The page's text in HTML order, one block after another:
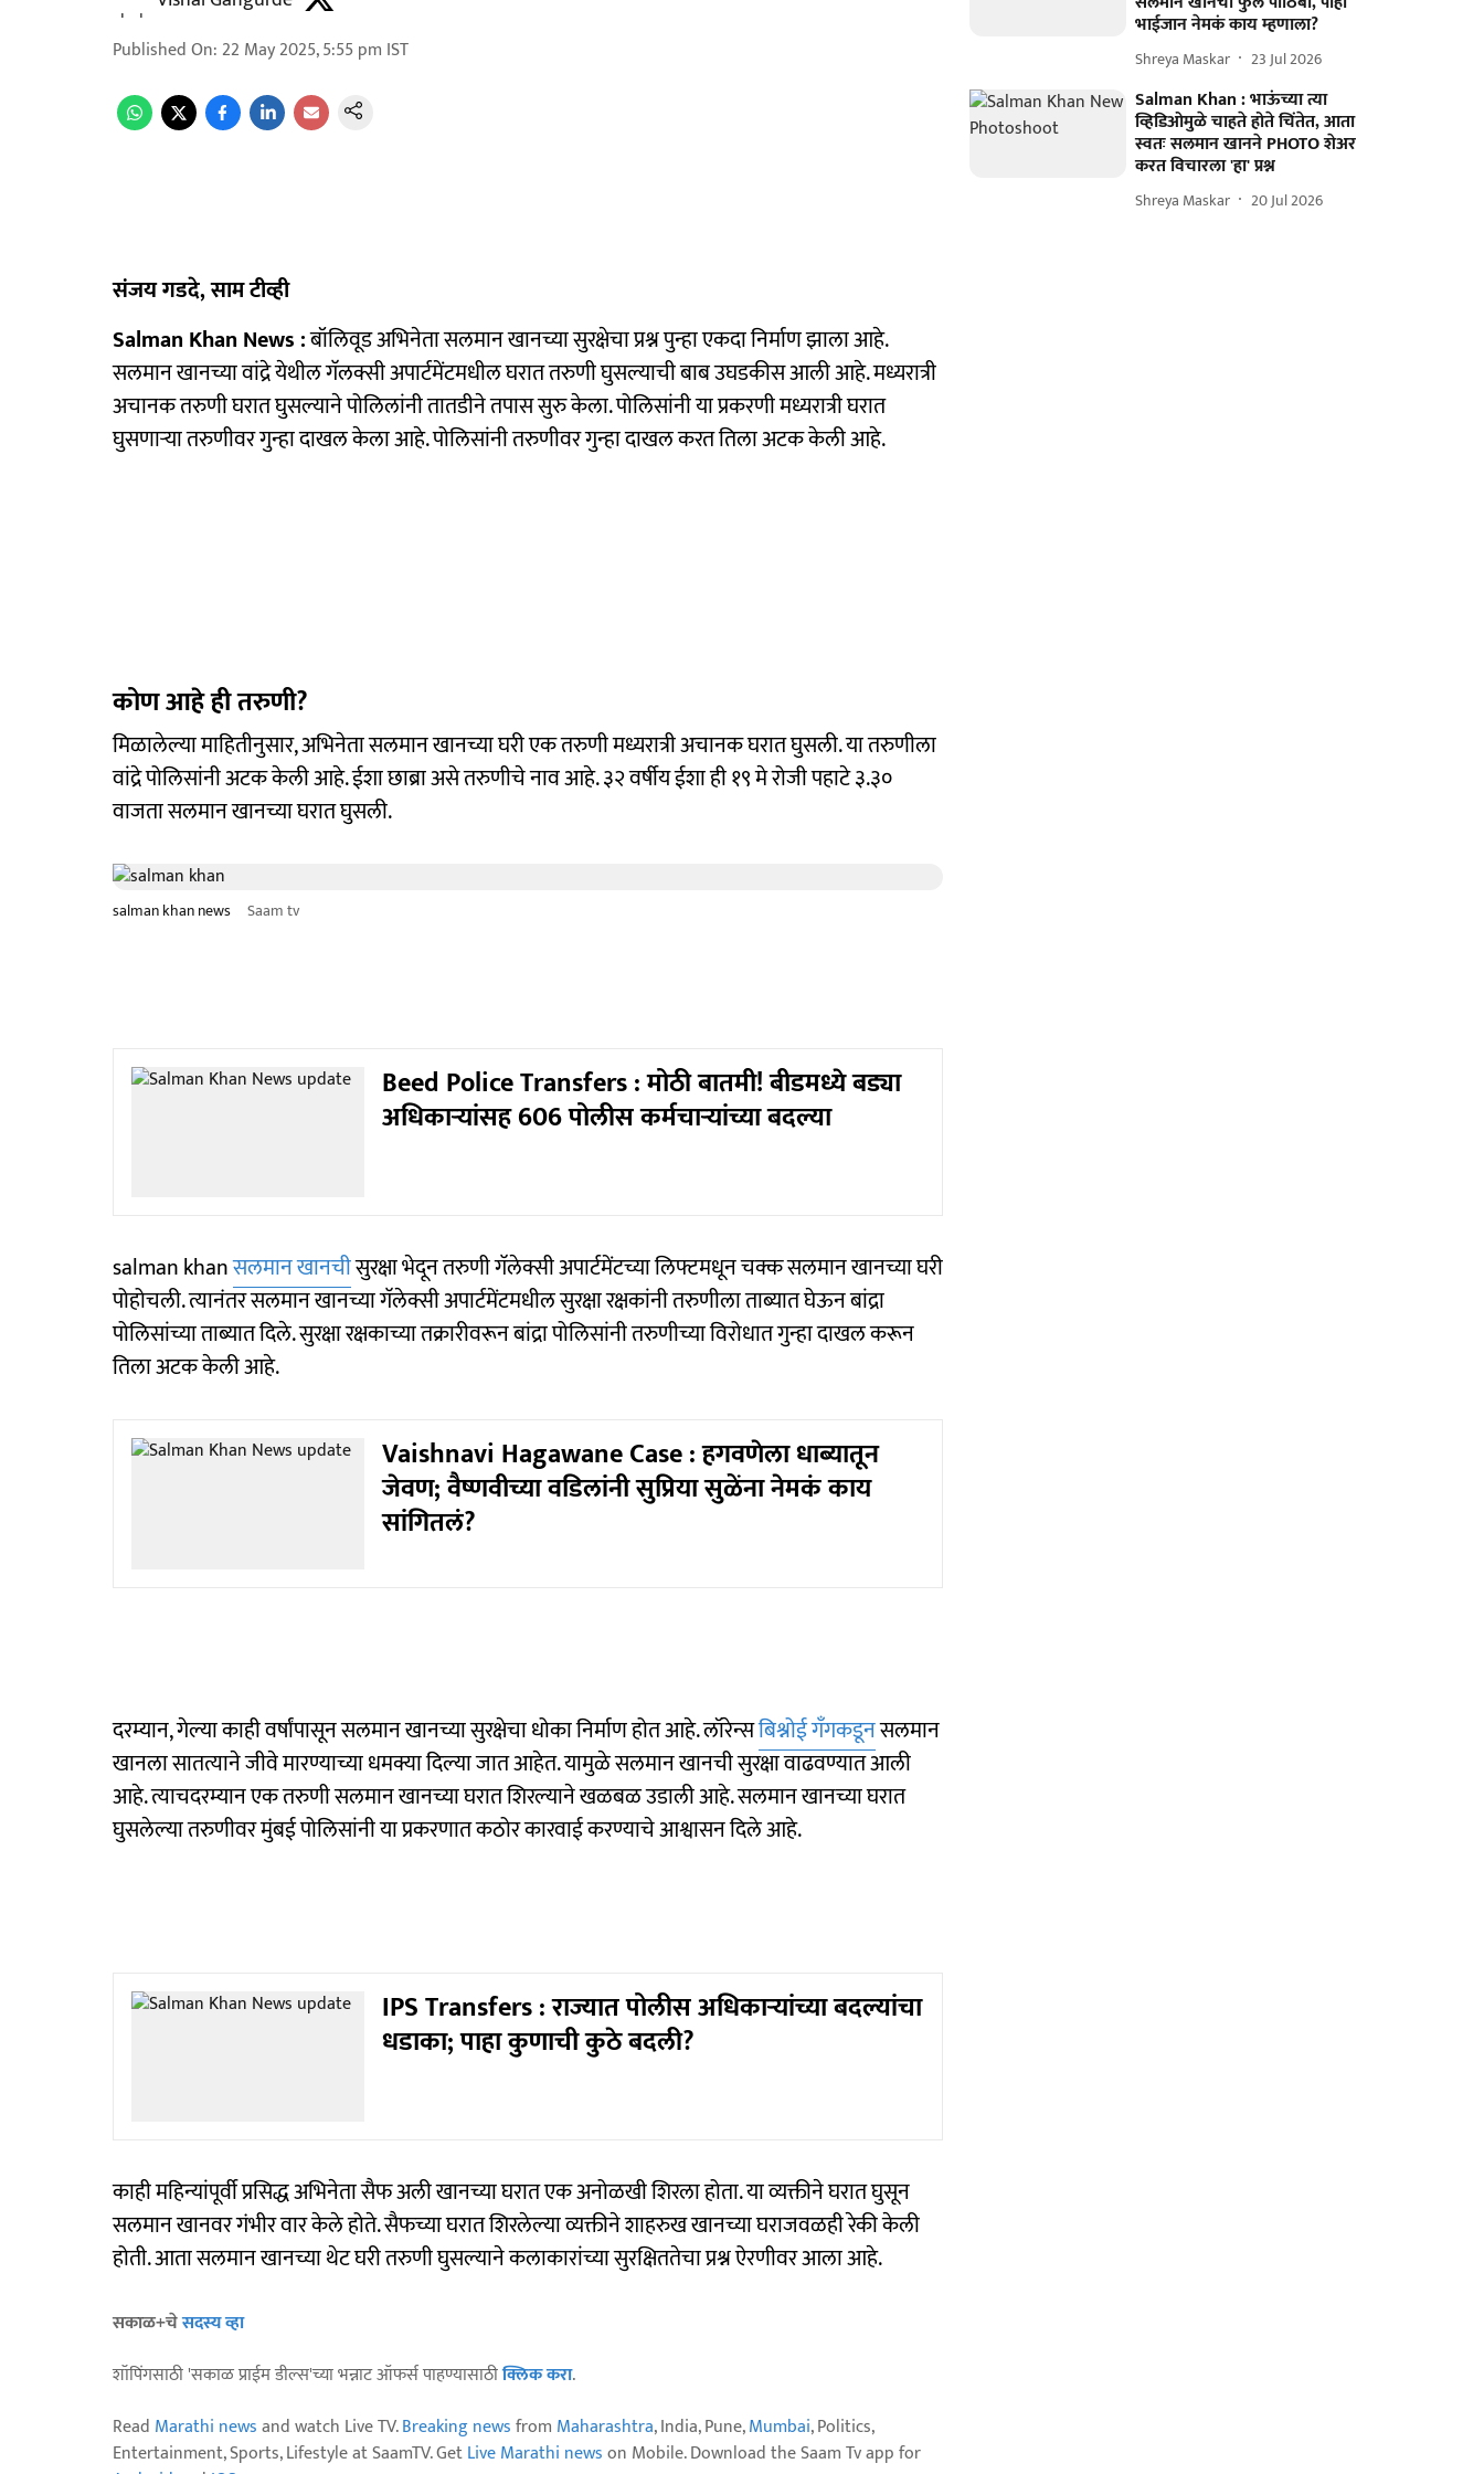
Published On: 22 May 2025, 5:55 pm IST
संजय गडदे, साम टीव्ही
Salman Khan News :बॉलिवूड अभिनेता सलमान खानच्या सुरक्षेचा प्रश्न पुन्हा एकदा निर्माण झाला आहे.
सलमान खानच्या वांद्रे येथील गॅलक्सी अपार्टमेंटमधील घरात तरुणी घुसल्याची बाब उघडकीस आली आहे. मध्यरात्री
अचानक तरुणी घरात घुसल्याने पोलिलांनी तातडीने तपास सुरु केला. पोलिसांनी या प्रकरणी मध्यरात्री घरात
घुसणाऱ्या तरुणीवर गुन्हा दाखल केला आहे. पोलिसांनी तरुणीवर गुन्हा दाखल करत तिला अटक केली आहे.
कोण आहे ही तरुणी?
मिळालेल्या माहितीनुसार, अभिनेता सलमान खानच्या घरी एक तरुणी मध्यरात्री अचानक घरात घुसली. या तरुणीला
वांद्रे पोलिसांनी अटक केली आहे. ईशा छाब्रा असे तरुणीचे नाव आहे. ३२ वर्षीय ईशा ही १९ मे रोजी पहाटे ३.३०
वाजता सलमान खानच्या घरात घुसली.
salman khan news Saam tv
Beed Police Transfers : मोठी बातमी! बीडमध्ये बड्या
अधिकाऱ्यांसह 606 पोलीस कर्मचाऱ्यांच्या बदल्या
salman khanसलमान खानचीसुरक्षा भेदून तरुणी गॅलेक्सी अपार्टमेंटच्या लिफ्टमधून चक्क सलमान खानच्या घरी
पोहोचली. त्यानंतर सलमान खानच्या गॅलेक्सी अपार्टमेंटमधील सुरक्षा रक्षकांनी तरुणीला ताब्यात घेऊन बांद्रा
पोलिसांच्या ताब्यात दिले. सुरक्षा रक्षकाच्या तक्रारीवरून बांद्रा पोलिसांनी तरुणीच्या विरोधात गुन्हा दाखल करून
तिला अटक केली आहे.
Vaishnavi Hagawane Case : हगवणेला धाब्यातून
जेवण; वैष्णवीच्या वडिलांनी सुप्रिया सुळेंना नेमकं काय
सांगितलं?
दरम्यान, गेल्या काही वर्षांपासून सलमान खानच्या सुरक्षेचा धोका निर्माण होत आहे. लॉरेन्सबिश्नोई गँगकडूनसलमान
खानला सातत्याने जीवे मारण्याच्या धमक्या दिल्या जात आहेत. यामुळे सलमान खानची सुरक्षा वाढवण्यात आली
आहे. त्याचदरम्यान एक तरुणी सलमान खानच्या घरात शिरल्याने खळबळ उडाली आहे. सलमान खानच्या घरात
घुसलेल्या तरुणीवर मुंबई पोलिसांनी या प्रकरणात कठोर कारवाई करण्याचे आश्वासन दिले आहे.
IPS Transfers : राज्यात पोलीस अधिकाऱ्यांच्या बदल्यांचा
धडाका; पाहा कुणाची कुठे बदली?
काही महिन्यांपूर्वी प्रसिद्ध अभिनेता सैफ अली खानच्या घरात एक अनोळखी शिरला होता. या व्यक्तीने घरात घुसून
सलमान खानवर गंभीर वार केले होते. सैफच्या घरात शिरलेल्या व्यक्तीने शाहरुख खानच्या घराजवळही रेकी केली
होती. आता सलमान खानच्या थेट घरी तरुणी घुसल्याने कलाकारांच्या सुरक्षिततेचा प्रश्न ऐरणीवर आला आहे.
सकाळ+चेसदस्य व्हा
शॉपिंगसाठी 'सकाळ प्राईम डील्स'च्या भन्नाट ऑफर्स पाहण्यासाठीक्लिक करा.
Read Marathi newsand watch Live TV.Breaking newsfrom Maharashtra, India, Pune,Mumbai, Politics,
Entertainment, Sports, Lifestyle at SaamTV. GetLive Marathi newson Mobile. Download the Saam Tv app for
भाईजान नेमकं काय म्हणाला?
Shreya Maskar 23 Jul 2026
Salman Khan : भाऊंच्या त्या
व्हिडिओमुळे चाहते होते चिंतेत, आता
स्वतः सलमान खानने PHOTO शेअर
करत विचारला 'हा' प्रश्न
Shreya Maskar 20 Jul 2026